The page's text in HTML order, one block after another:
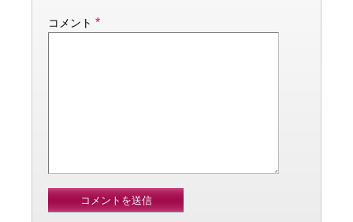
コメント *